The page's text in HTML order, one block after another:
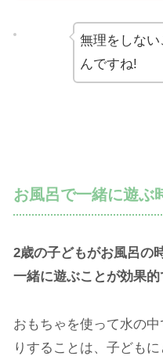
無理をしな
んですね!
お風呂で一緒に遊ぶ
2歳の子どもがお風呂の
一緒に遊ぶことが効果的
おもちゃを使って水の
りすることは、子ども